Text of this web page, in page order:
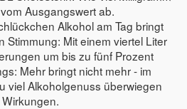
Ausgangswert ab.
Alkohol am Tag bringt
Stimmung: Mit einem viertel Liter
um bis zu fünf Prozent
Mehr bringt nicht mehr - im
viel Alkoholgenuss überwiegen